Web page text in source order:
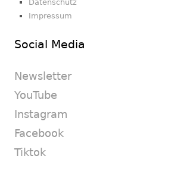
Datenschutz
Impressum
Social Media
Newsletter
YouTube
Instagram
Facebook
Tiktok